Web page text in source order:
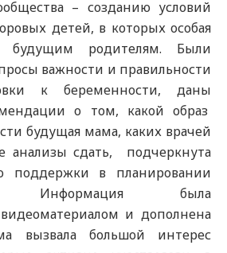
– созданию условий
детей, в которых особая
будущим родителям. Были
важности и правильности
к беременности, даны
о том, какой образ
будущая мама, каких врачей
анализы сдать, подчеркнута
поддержки в планировании
Информация была
и дополнена
вызвала большой интерес